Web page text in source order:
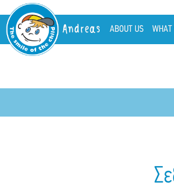
Andreas ABOUT US WHAT